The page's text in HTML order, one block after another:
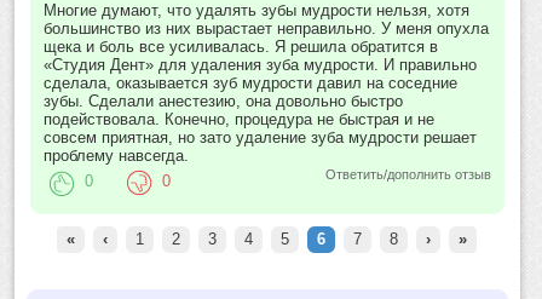
Многие думают, что удалять зубы мудрости нельзя, хотя
большинство из них вырастает неправильно. У меня опухла
щека и боль все усиливалась. Я решила обратится в
«Студия Дент» для удаления зуба мудрости. И правильно
сделала, оказывается зуб мудрости давил на соседние
зубы. Сделали анестезию, она довольно быстро
подействовала. Конечно, процедура не быстрая и не
совсем приятная, но зато удаление зуба мудрости решает
проблему навсегда.
Ответить/дополнить отзыв
0 0
« ‹ 1 2 3 4 5 6 7 8 › »